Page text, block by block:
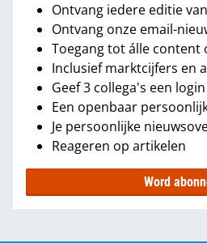
Ontvang iedere editie
Ontvang onze email-
Toegang tot álle content
Inclusief marktcijfers en
Geef 3 collega's een
Een openbaar
Je persoonlijke
Reageren op artikelen
Word